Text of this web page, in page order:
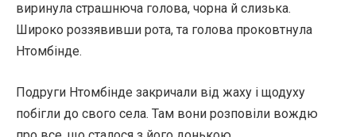
виринула страшнюча голова, чорна й слизька.
Широко роззявивши рота, та голова проковтнула
Нтомбінде.
Подруги Нтомбінде закричали від жаху і щодуху
побігли до свого села. Там вони розповіли вождю